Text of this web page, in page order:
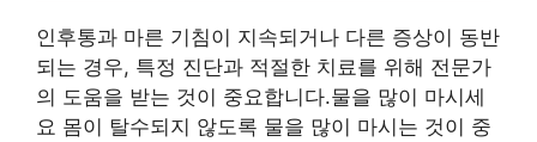
인후통과 마른 기침이 지속되거나 다른 증상이 동반
되는 경우, 특정 진단과 적절한 치료를 위해 전문가
의 도움을 받는 것이 중요합니다.물을 많이 마시세
요 몸이 탈수되지 않도록 물을 많이 마시는 것이 중